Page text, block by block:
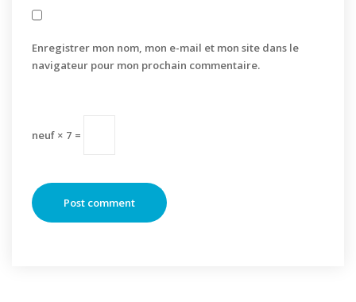
Enregistrer mon nom, mon e-mail et mon site dans le
navigateur pour mon prochain commentaire.
neuf × 7 =